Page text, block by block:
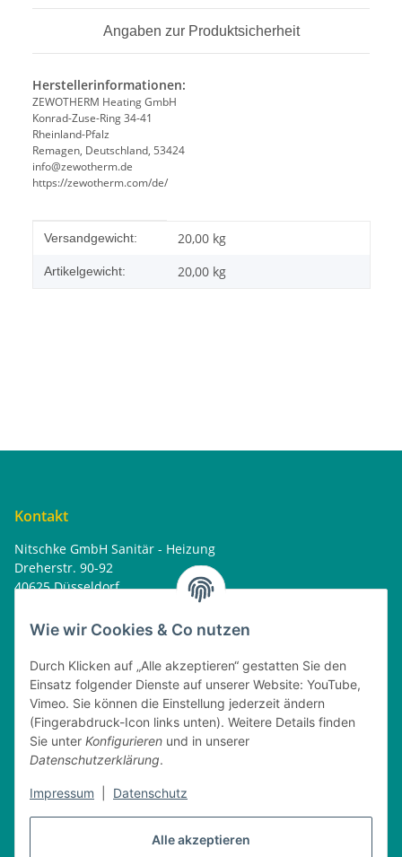
Alle akzeptieren
Wie wir Cookies & Co nutzen
Durch Klicken auf „Alle akzeptieren“ gestatten Sie den
Einsatz folgender Dienste auf unserer Website: YouTube,
Vimeo. Sie können die Einstellung jederzeit ändern
(Fingerabdruck-Icon links unten). Weitere Details finden
Sie unter Konfigurieren und in unserer
Datenschutzerklärung.
Impressum Datenschutz
Angaben zur Produktsicherheit
Herstellerinformationen:
ZEWOTHERM Heating GmbH
Konrad-Zuse-Ring 34-41
Rheinland-Pfalz
Remagen, Deutschland, 53424
info@zewotherm.de
https://zewotherm.com/de/
Produkteigenschaft
Wert
Versandgewicht: 20,00 kg
Artikelgewicht: 20,00 kg
Kontakt
Nitschke GmbH Sanitär - Heizung
Dreherstr. 90-92
40625 Düsseldorf
home@nitschkegmbh.de
Rechtliches
Öffnungszeiten
08:00 - 17:30 Uhr
Dienstag
08:00 - 16:30 Uhr
Mittwoch
08:00 - 17:30 Uhr
08:00 - 16:30 Uhr